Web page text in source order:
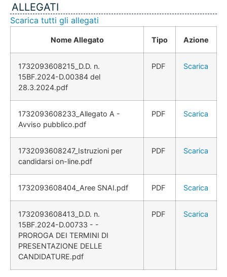
ALLEGATI
Scarica tutti gli allegati
Nome Allegato Tipo Azione
1732093608215_D.D. n.
15BF.2024-D.00384 del
28.3.2024.pdf
PDF Scarica
1732093608233_Allegato A -
Avviso pubblico.pdf
PDF Scarica
1732093608247_Istruzioni per
candidarsi on-line.pdf
PDF Scarica
1732093608404_Aree SNAI.pdf PDF Scarica
1732093608413_D.D. n.
15BF.2024-D.00733 - -
PROROGA DEI TERMINI DI
PRESENTAZIONE DELLE
CANDIDATURE.pdf
PDF Scarica